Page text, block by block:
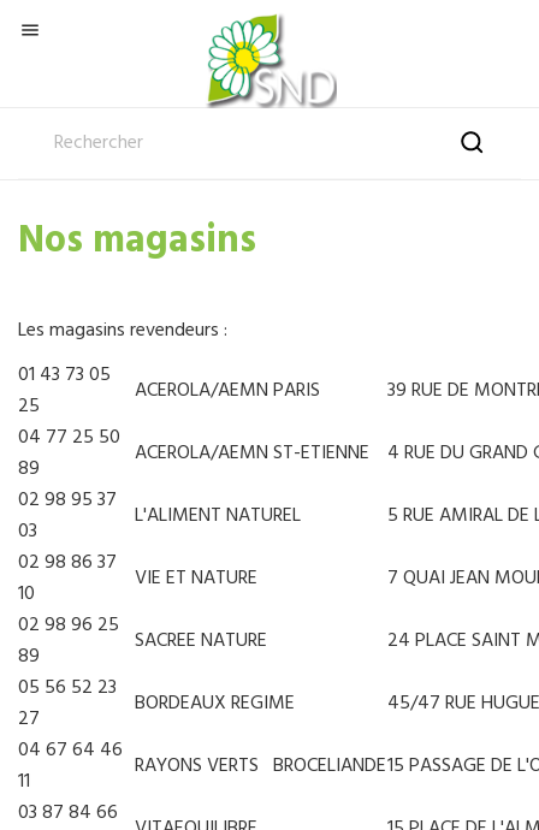

Nos magasins
Les magasins revendeurs :
01 43 73 05
25
ACEROLA/AEMN PARIS
39 RUE DE
04 77 25 50
89
ACEROLA/AEMN ST-ETIENNE
4 RUE DU
02 98 95 37
03
L'ALIMENT NATUREL
5 RUE AMIRAL DE
02 98 86 37
10
VIE ET NATURE
7 QUAI JEAN
02 98 96 25
89
SACREE NATURE
24 PLACE SAINT
05 56 52 23
27
BORDEAUX REGIME
45/47 RUE
04 67 64 46
11
RAYONS VERTS BROCELIANDE15 PASSAGE DE
03 87 84 66